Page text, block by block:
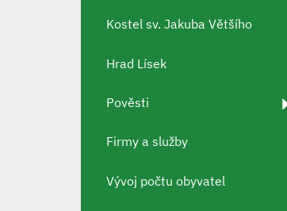
Kostel sv. Jakuba Většího
Hrad Lísek
Pověsti
Firmy a služby
Vývoj počtu obyvatel